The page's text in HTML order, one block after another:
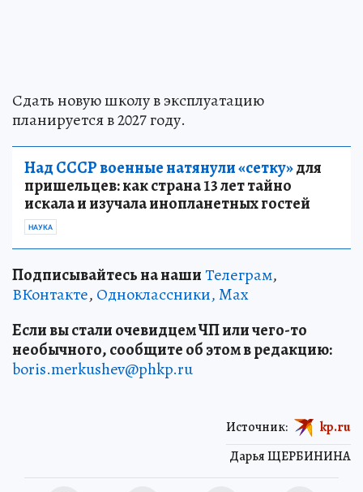
Сдать новую школу в эксплуатацию
планируется в 2027 году.
Над СССР военные натянули «сетку»для
пришельцев: как страна 13 лет тайно
искала и изучала инопланетных гостей
НАУКА
Подписывайтесь на нашиТелеграм,
ВКонтакте, Одноклассники,Max
Если вы стали очевидцем ЧП или чего-то
необычного, сообщите об этом в редакцию:
boris.merkushev@phkp.ru
Дарья ЩЕРБИНИНА
Источник: kp.ru